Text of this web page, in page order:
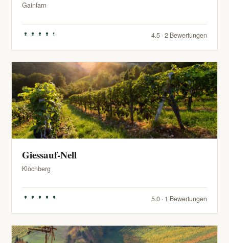
Gainfarn
4.5 · 2 Bewertungen
Giessauf-Nell
Klöchberg
5.0 · 1 Bewertungen